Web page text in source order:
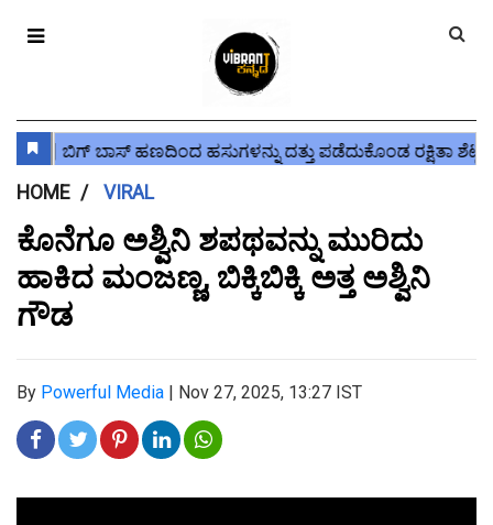
HOME VIRAL
ಕೊನೆಗೂ ಅಶ್ವಿನಿ ಶಪಥವನ್ನು ಮುರಿದು
ಹಾಕಿದ ಮಂಜಣ್ಣ, ಬಿಕ್ಕಿಬಿಕ್ಕಿ ಅತ್ತ ಅಶ್ವಿನಿ
ಗೌಡ
By Powerful Media | Nov 27, 2025, 13:27 IST